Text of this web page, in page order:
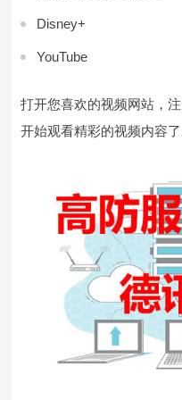
Disney+
YouTube
打开您喜欢的视频网站，
开始观看精彩的视频内容了